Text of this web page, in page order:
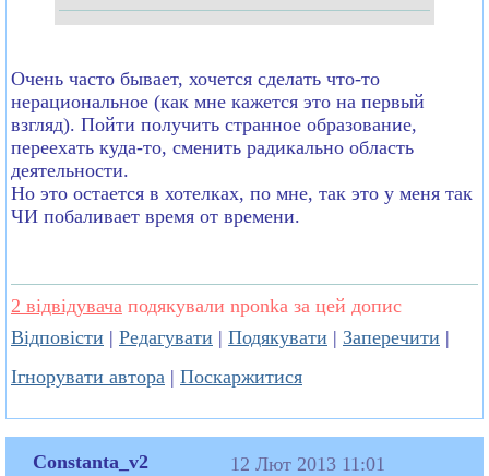
Очень часто бывает, хочется сделать что-то
нерациональное (как мне кажется это на первый
взгляд). Пойти получить странное образование,
переехать куда-то, сменить радикально область
деятельности.
Но это остается в хотелках, по мне, так это у меня так
ЧИ побаливает время от времени.
2 відвідувача подякували nponka за цей допис
Відповісти | Редагувати | Подякувати | Заперечити |
Ігнорувати автора | Поскаржитися
Constanta_v2
12 Лют 2013 11:01